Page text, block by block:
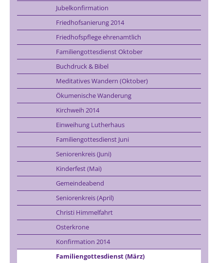
Jubelkonfirmation
Friedhofsanierung 2014
Friedhofspflege ehrenamtlich
Familiengottesdienst Oktober
Buchdruck & Bibel
Meditatives Wandern (Oktober)
Ökumenische Wanderung
Kirchweih 2014
Einweihung Lutherhaus
Familiengottesdienst Juni
Seniorenkreis (Juni)
Kinderfest (Mai)
Gemeindeabend
Seniorenkreis (April)
Christi Himmelfahrt
Osterkrone
Konfirmation 2014
Familiengottesdienst (März)